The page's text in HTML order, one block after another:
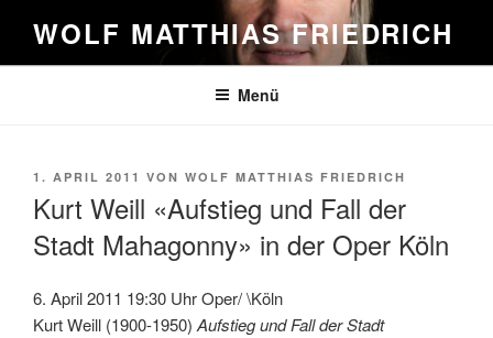
Inhalt
springen
WOLF MATTHIAS FRIEDRICH
Menü
VERÖFFENTLICHT
1. APRIL 2011 VON WOLF MATTHIAS FRIEDRICH
Kurt Weill «Aufstieg und Fall der
Stadt Mahagonny» in der Oper Köln
6. April 2011 19:30 Uhr Oper/ \Köln
Kurt Weill (1900-1950)Aufstieg und Fall der Stadt